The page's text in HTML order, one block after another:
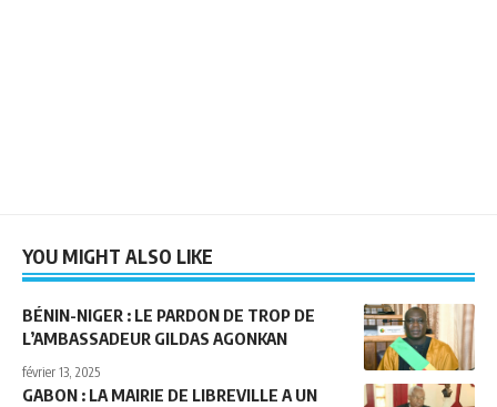
YOU MIGHT ALSO LIKE
BÉNIN-NIGER : LE PARDON DE TROP DE
L’AMBASSADEUR GILDAS AGONKAN
février 13, 2025
GABON : LA MAIRIE DE LIBREVILLE A UN